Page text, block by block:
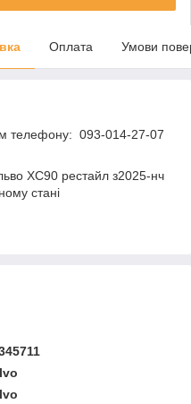
Оплата Умови
телефону: 093-014-27-07
XC90 рестайл з2025-нч
стані